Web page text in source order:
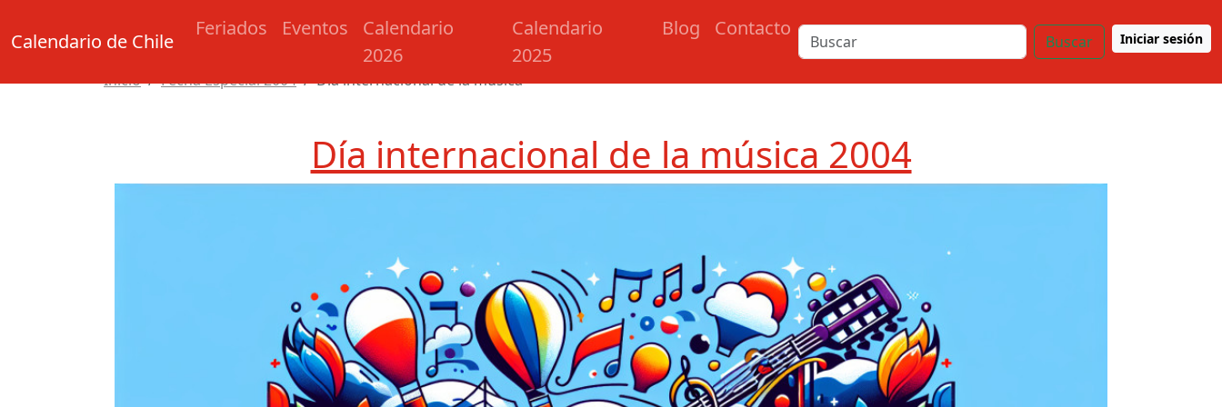
Calendario de Chile
Feriados Eventos
Calendario
2026
Calendario
2025
Blog Contacto
Buscar Iniciar sesión
Inicio Fecha Especial 2004 Día internacional de la música
Día internacional de la música 2004